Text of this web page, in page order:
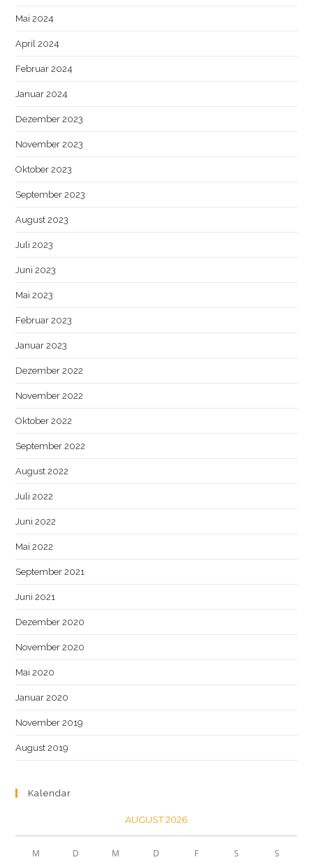
Mai 2024
April 2024
Februar 2024
Januar 2024
Dezember 2023
November 2023
Oktober 2023
September 2023
August 2023
Juli 2023
Juni 2023
Mai 2023
Februar 2023
Januar 2023
Dezember 2022
November 2022
Oktober 2022
September 2022
August 2022
Juli 2022
Juni 2022
Mai 2022
September 2021
Juni 2021
Dezember 2020
November 2020
Mai 2020
Januar 2020
November 2019
August 2019
Kalendar
AUGUST 2026
M D M D F S S